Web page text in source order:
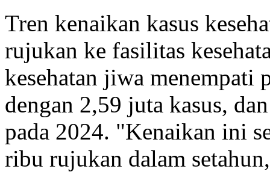
Tren kenaikan kasus
rujukan ke fasilitas
kesehatan jiwa menempati
dengan 2,59 juta kasus,
pada 2024. "Kenaikan ini
ribu rujukan dalam